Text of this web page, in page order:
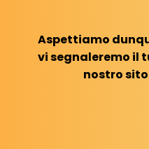
Aspettiamo
vi segnaleremo il
nostro